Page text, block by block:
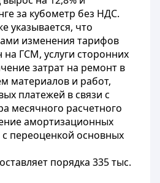
за кубометр без НДС.
указывается, что
изменения тарифов
ГСМ, услуги сторонних
затрат на ремонт в
материалов и работ,
платежей в связи с
месячного расчетного
амортизационных
переоценкой основных
порядка 335 тыс.